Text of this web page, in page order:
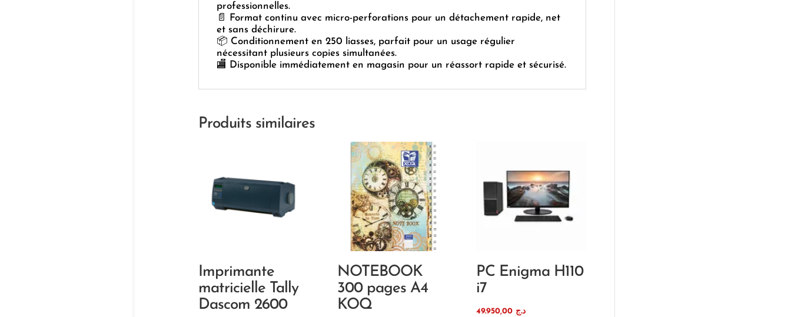
professionnelles.
📄 Format continu avec micro-perforations pour un détachement rapide, net
et sans déchirure.
📦 Conditionnement en 250 liasses, parfait pour un usage régulier
nécessitant plusieurs copies simultanées.
🏬 Disponible immédiatement en magasin pour un réassort rapide et sécurisé.
Produits similaires
Imprimante
matricielle Tally
Dascom 2600
NOTEBOOK
300 pages A4
KOQ
PC Enigma H110
i7
د.ج